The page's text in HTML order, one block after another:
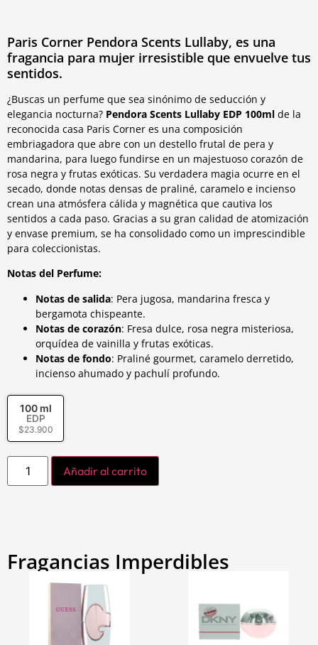
Paris Corner Pendora Scents Lullaby, es una
fragancia para mujer irresistible que envuelve tus
sentidos.
¿Buscas un perfume que sea sinónimo de seducción y
elegancia nocturna? Pendora Scents Lullaby EDP 100ml de la
reconocida casa Paris Corner es una composición
embriagadora que abre con un destello frutal de pera y
mandarina, para luego fundirse en un majestuoso corazón de
rosa negra y frutas exóticas. Su verdadera magia ocurre en el
secado, donde notas densas de praliné, caramelo e incienso
crean una atmósfera cálida y magnética que cautiva los
sentidos a cada paso. Gracias a su gran calidad de atomización
y envase premium, se ha consolidado como un imprescindible
para coleccionistas.
Notas del Perfume:
Notas de salida: Pera jugosa, mandarina fresca y
bergamota chispeante.
Notas de corazón: Fresa dulce, rosa negra misteriosa,
orquídea de vainilla y frutas exóticas.
Notas de fondo: Praliné gourmet, caramelo derretido,
incienso ahumado y pachulí profundo.
100 ml
EDP
$23.900
Añadir al carrito
Fragancias Imperdibles